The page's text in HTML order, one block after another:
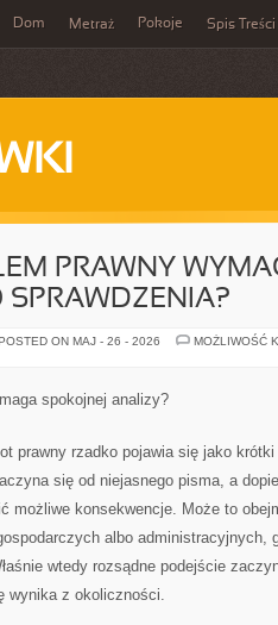
Dom Metraż Pokoje Spis Treści
PRAWNY
SPRAWDZENIA?
ON MAJ - 26 - 2026
MOŻLIWOŚĆ
spokojnej analizy?
prawny rzadko pojawia się jako
się od niejasnego pisma, a
możliwe konsekwencje. Może to
albo administracyjnych,
wtedy rozsądne podejście
wynika z okoliczności.